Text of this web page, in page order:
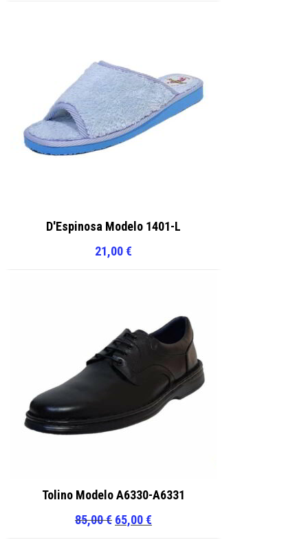
D'Espinosa Modelo 1401-L
21,00€
Tolino Modelo A6330-A6331
85,00€ El
65,00€